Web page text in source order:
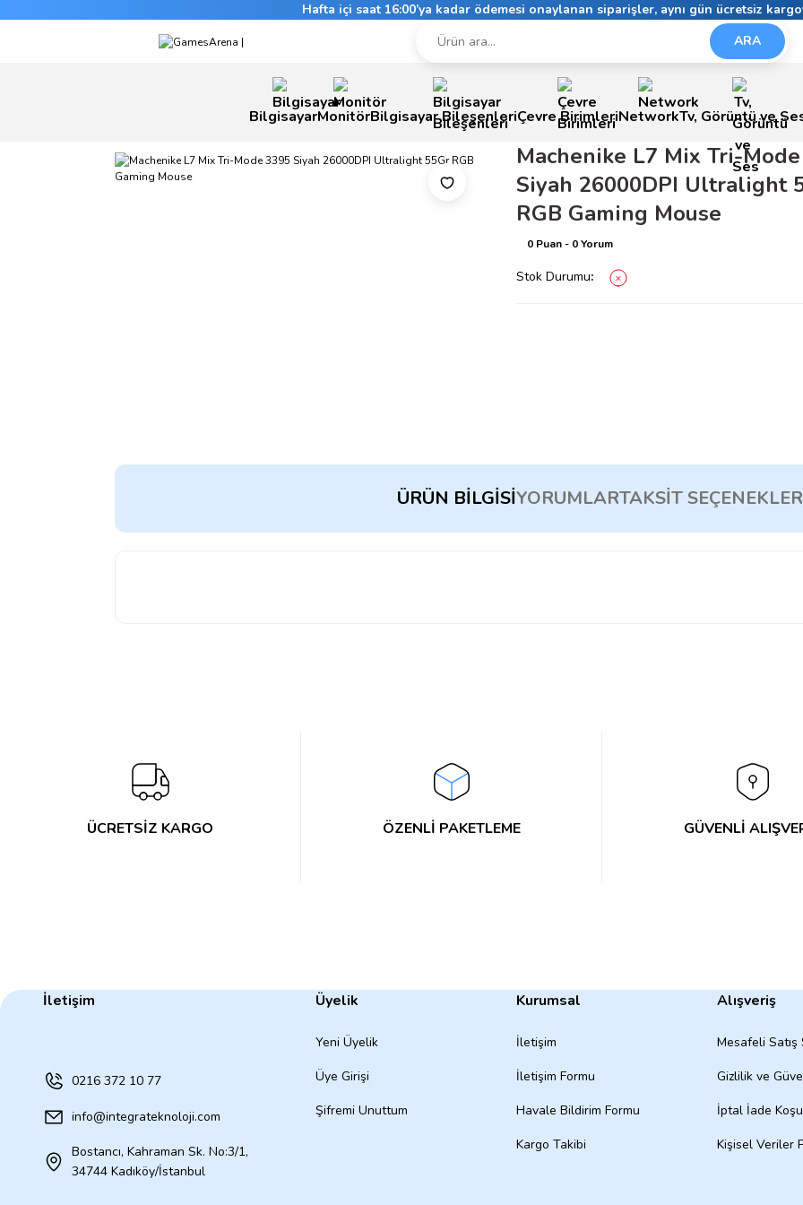
Hafta içi saat 16:00’ya kadar ödemesi onaylanan siparişler, aynı gün ücretsiz
ARA
BilgisayarMonitörBilgisayar BileşenleriÇevre BirimleriNetworkTv, Görüntü ve
Machenike L7 Mix Tri-
Siyah 26000DPI Ultralight
RGB Gaming Mouse
0 Puan - 0 Yorum
Stok Durumu
ÜRÜN BILGISIYORUMLARTAKSIT
ÜCRETSİZ KARGO ÖZENLİ PAKETLEME GÜVENLİ
İletişim
0216 372 10 77
info@integrateknoloji.com
Bostancı, Kahraman Sk. No:3/1,
34744 Kadıköy/İstanbul
Üyelik
Yeni Üyelik
Üye Girişi
Şifremi Unuttum
Kurumsal
İletişim
İletişim Formu
Havale Bildirim Formu
Kargo Takibi
Alışveriş
Mesafeli Satış
Gizlilik ve
İptal İade
Kişisel Veriler